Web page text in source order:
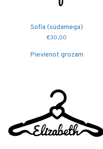
Sofia (südamega)
€30.00
Pievienot grozam